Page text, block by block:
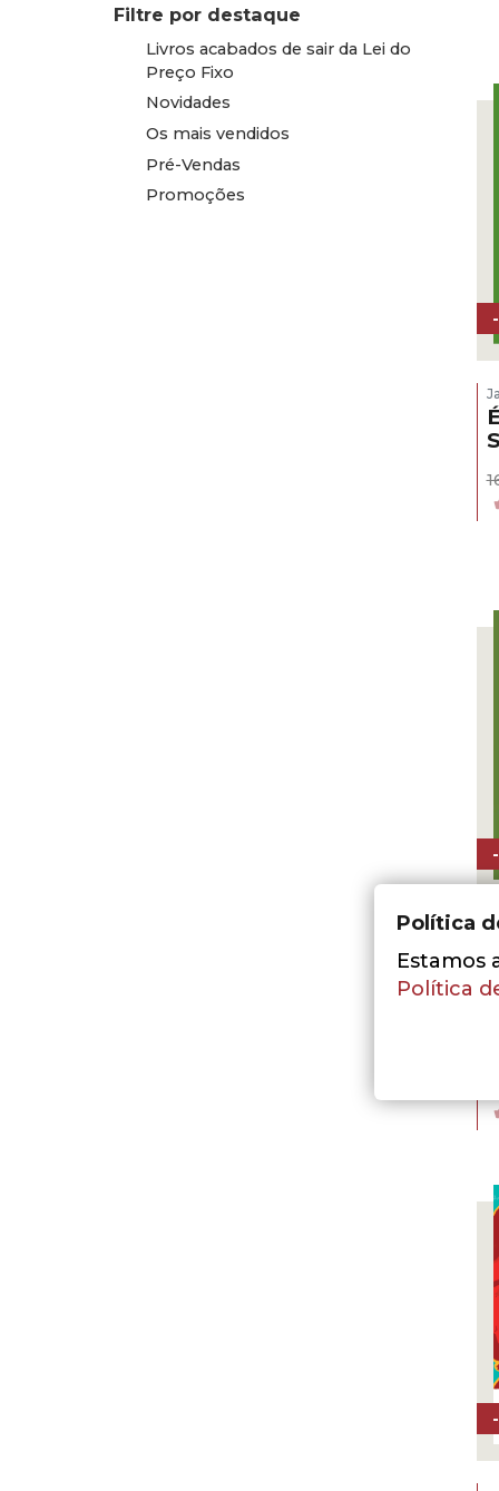
Filtre por destaque
Livros acabados de sair da Lei do
Preço Fixo
Novidades
Os mais vendidos
Pré-Vendas
Promoções
Política
Estamos
Política